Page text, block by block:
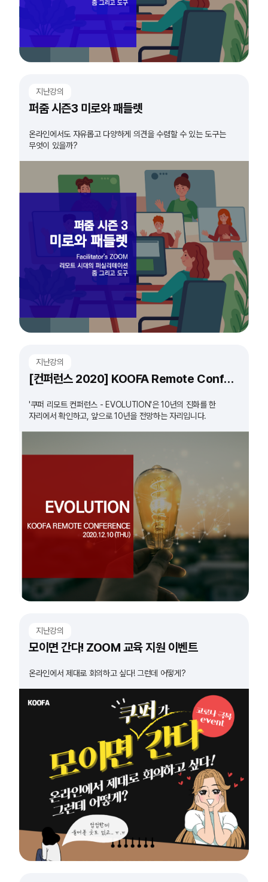
지난강의
퍼줌 시즌3 미로와 패들렛
온라인에서도 자유롭고 다양하게 의견을 수렴할 수 있는 도구는
무엇이 있을까?
지난강의
[컨퍼런스 2020] KOOFA Remote Conference 'EVOLUTION'
'쿠퍼 리모트 컨퍼런스 - EVOLUTION'은 10년의 진화를 한
자리에서 확인하고, 앞으로 10년을 전망하는 자리입니다.
지난강의
모이면 간다! ZOOM 교육 지원 이벤트
온라인에서 제대로 회의하고 싶다! 그런데 어떻게?